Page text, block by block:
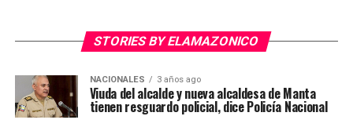
STORIES BY ELAMAZONICO
NACIONALES 3 años ago
Viuda del alcalde y nueva alcaldesa de Manta
tienen resguardo policial, dice Policía Nacional